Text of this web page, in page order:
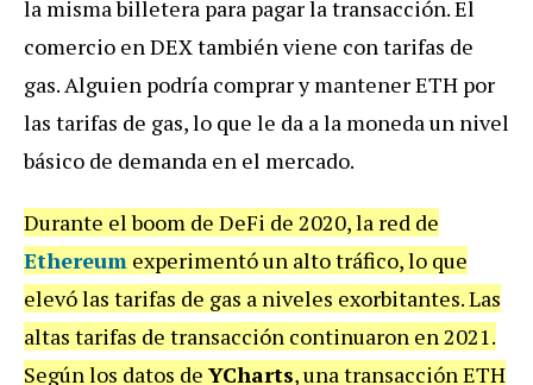
la misma billetera para pagar la transacción. El
comercio en DEX también viene con tarifas de
gas. Alguien podría comprar y mantener ETH por
las tarifas de gas, lo que le da a la moneda un nivel
básico de demanda en el mercado.
Durante el boom de DeFi de 2020, la red de
Ethereum experimentó un alto tráfico, lo que
elevó las tarifas de gas a niveles exorbitantes. Las
altas tarifas de transacción continuaron en 2021.
Según los datos de YCharts, una transacción ETH